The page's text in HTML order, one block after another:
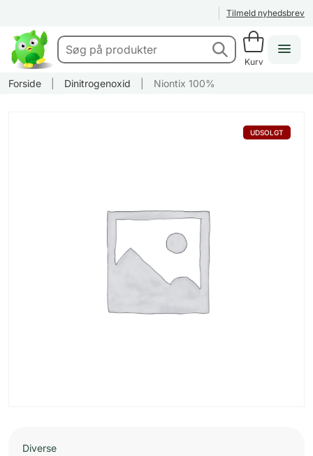
Tilmeld nyhedsbrev
Kurv
Forside Dinitrogenoxid Niontix 100%
UDSOLGT
Diverse